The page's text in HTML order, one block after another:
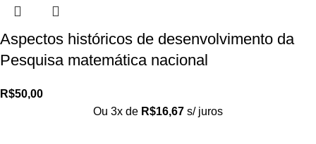
Aspectos históricos de desenvolvimento da
Pesquisa matemática nacional
R$50,00
Ou 3x de R$16,67 s/ juros